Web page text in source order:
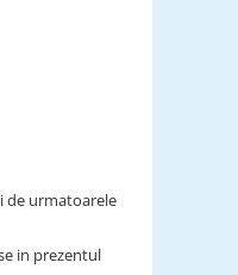
de urmatoarele
in prezentul